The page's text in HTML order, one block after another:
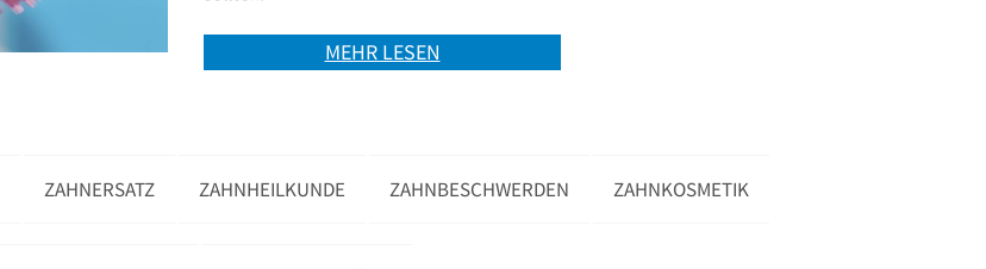
MEHR LESEN
ZAHNERSATZ ZAHNHEILKUNDE ZAHNBESCHWERDEN ZAHNKOSMETIK